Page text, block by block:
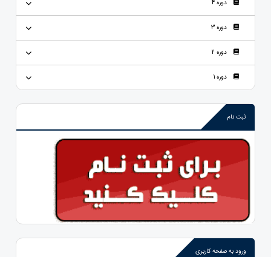
دوره 4
دوره 3
دوره 2
دوره 1
ثبت نام
ورود به صفحه کاربری